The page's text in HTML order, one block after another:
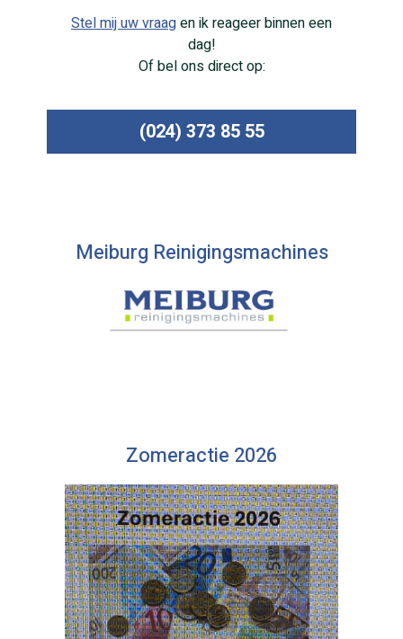
Stel mij uw vraagen ik reageer binnen een
dag!
Of bel ons direct op:
(024) 373 85 55
Meiburg Reinigingsmachines
Zomeractie 2026